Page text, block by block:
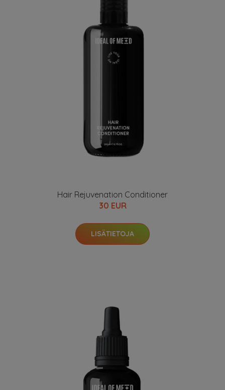
Hair Rejuvenation Conditioner
30 EUR
LISÄTIETOJA